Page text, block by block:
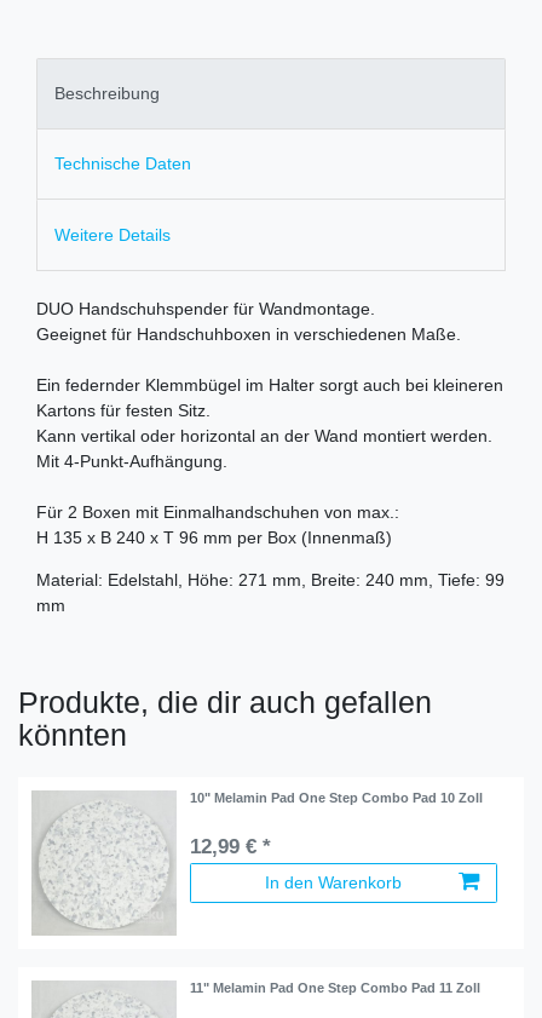
Beschreibung
Technische Daten
Weitere Details
DUO Handschuhspender für Wandmontage.
Geeignet für Handschuhboxen in verschiedenen Maße.
Ein federnder Klemmbügel im Halter sorgt auch bei kleineren
Kartons für festen Sitz.
Kann vertikal oder horizontal an der Wand montiert werden.
Mit 4-Punkt-Aufhängung.
Für 2 Boxen mit Einmalhandschuhen von max.:
H 135 x B 240 x T 96 mm per Box (Innenmaß)
Material: Edelstahl, Höhe: 271 mm, Breite: 240 mm, Tiefe: 99
mm
Produkte, die dir auch gefallen
könnten
10" Melamin Pad One Step Combo Pad 10 Zoll
12,99 € *
In den Warenkorb
11" Melamin Pad One Step Combo Pad 11 Zoll